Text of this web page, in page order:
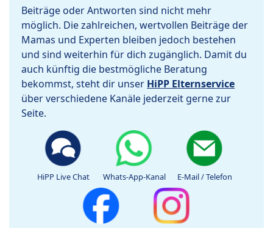
Beiträge oder Antworten sind nicht mehr
möglich. Die zahlreichen, wertvollen Beiträge der
Mamas und Experten bleiben jedoch bestehen
und sind weiterhin für dich zugänglich. Damit du
auch künftig die bestmögliche Beratung
bekommst, steht dir unser HiPP Elternservice
über verschiedene Kanäle jederzeit gerne zur
Seite.
HiPP Live Chat Whats-App-Kanal E-Mail / Telefon